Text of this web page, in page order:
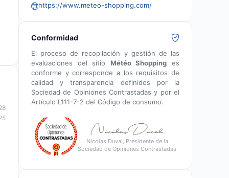
https://www.meteo-shopping.com/
Conformidad
El proceso de recopilación y gestión de las
evaluaciones del sitio Météo Shopping es
conforme y corresponde a los requisitos de
calidad y transparencia definidos por la
Sociedad de Opiniones Contrastadas y por el
Artículo L111-7-2 del Código de consumo.
Nicolas Duval, Presidente de la
Sociedad de Opiniones Contrastadas